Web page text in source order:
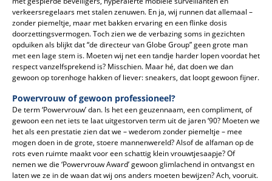
verkeersregelaars met stalen zenuwen. En ja, wij runnen dat allemaal –
zonder piemeltje, maar met bakken ervaring en een flinke dosis
doorzettingsvermogen. Toch zien we de verbazing soms in gezichten
opduiken als blijkt dat “de directeur van Globe Group” geen grote man
met een lage stem is. Moeten wij net een tandje harder lopen voordat het
respect vanzelfsprekend is? Misschien. Maar hé, dat doen we dan
gewoon op torenhoge hakken of liever: sneakers, dat loopt gewoon fijner.
Powervrouw of gewoon professioneel?
De term ‘Powervrouw’ dan. Is het een geuzennaam, een compliment, of
gewoon een net iets te laat uitgestorven term uit de jaren ‘90? Moeten we
het als een prestatie zien dat we – wederom zonder piemeltje – mee
mogen doen in de grote, stoere mannenwereld? Alsof de alfaman op de
rots even ruimte maakt voor een schattig klein vrouwtjesaapje? Of
nemen we die ‘Powervrouw Award’ gewoon glimlachend in ontvangst en
laten we ze in de waan dat wij ons anders moeten bewijzen? Ach, vooruit.